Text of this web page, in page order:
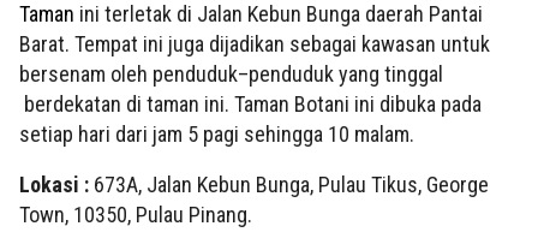
Taman ini terletak di Jalan Kebun Bunga daerah Pantai
Barat. Tempat ini juga dijadikan sebagai kawasan untuk
bersenam oleh penduduk–penduduk yang tinggal
berdekatan di taman ini. Taman Botani ini dibuka pada
setiap hari dari jam 5 pagi sehingga 10 malam.
Lokasi : 673A, Jalan Kebun Bunga, Pulau Tikus, George
Town, 10350, Pulau Pinang.